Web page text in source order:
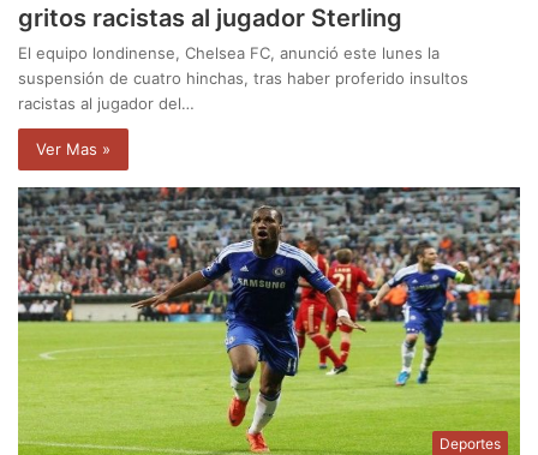
gritos racistas al jugador Sterling
El equipo londinense, Chelsea FC, anunció este lunes la
suspensión de cuatro hinchas, tras haber proferido insultos
racistas al jugador del…
Ver Mas »
Deportes